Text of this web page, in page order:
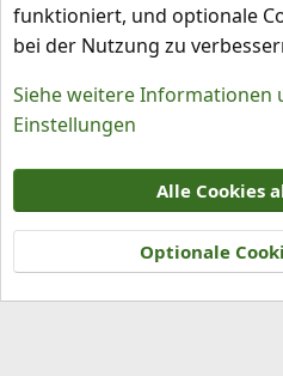
Hilfe und Impressum
R
S
S
Community platform by XenForo® ©
funktioniert, und optionale
bei der Nutzung zu
Siehe weitere Informationen
Einstellungen
Alle Cookies
Optionale